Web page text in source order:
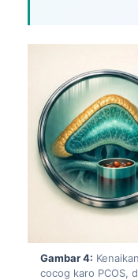
Gambar 4:
cocog karo PCOS,